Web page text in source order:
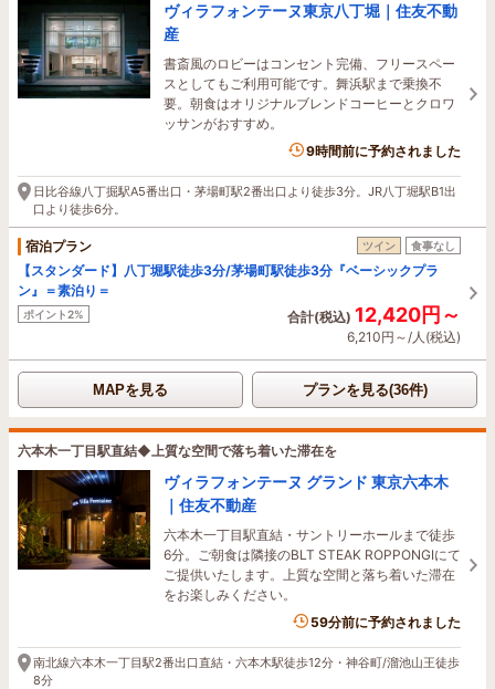
ヴィラフォンテーヌ東京八丁堀｜住友不動
産
書斎風のロビーはコンセント完備、フリースペー
スとしてもご利用可能です。舞浜駅まで乗換不
要。朝食はオリジナルブレンドコーヒーとクロワ
ッサンがおすすめ。
9時間前に予約されました
日比谷線八丁掘駅A5番出口・茅場町駅2番出口より徒歩3分。JR八丁堀駅B1出
口より徒歩6分。
宿泊プラン ツイン 食事なし
【スタンダード】八丁堀駅徒歩3分/茅場町駅徒歩3分『ベーシックプラ
ン』＝素泊り＝
ポイント2% 合計(税込) 12,420円～
6,210円～/人(税込)
MAPを見る プランを見る(36件)
六本木一丁目駅直結◆上質な空間で落ち着いた滞在を
ヴィラフォンテーヌ グランド 東京六本木
｜住友不動産
六本木一丁目駅直結・サントリーホールまで徒歩
6分。ご朝食は隣接のBLT STEAK ROPPONGIにて
ご提供いたします。上質な空間と落ち着いた滞在
をお楽しみください。
59分前に予約されました
南北線六本木一丁目駅2番出口直結・六本木駅徒歩12分・神谷町/溜池山王徒歩
8分